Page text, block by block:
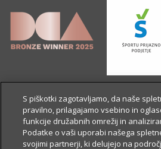
S piškotki zagotavljamo, da naše
pravilno, prilagajamo vsebino in
funkcije družabnih omrežij in
Podatke o vaši uporabi našega
svojimi partnerji, ki delujejo na